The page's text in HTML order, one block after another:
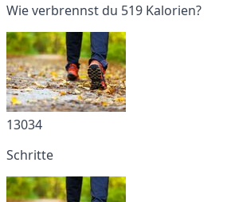
Wie verbrennst du 519 Kalorien?
13034
Schritte